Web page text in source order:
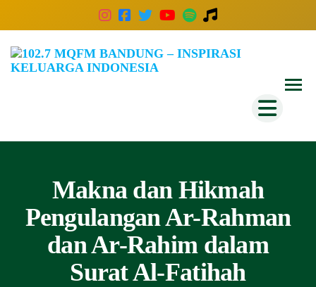
Makna dan Hikmah
Pengulangan Ar-Rahman
dan Ar-Rahim dalam
Surat Al-Fatihah